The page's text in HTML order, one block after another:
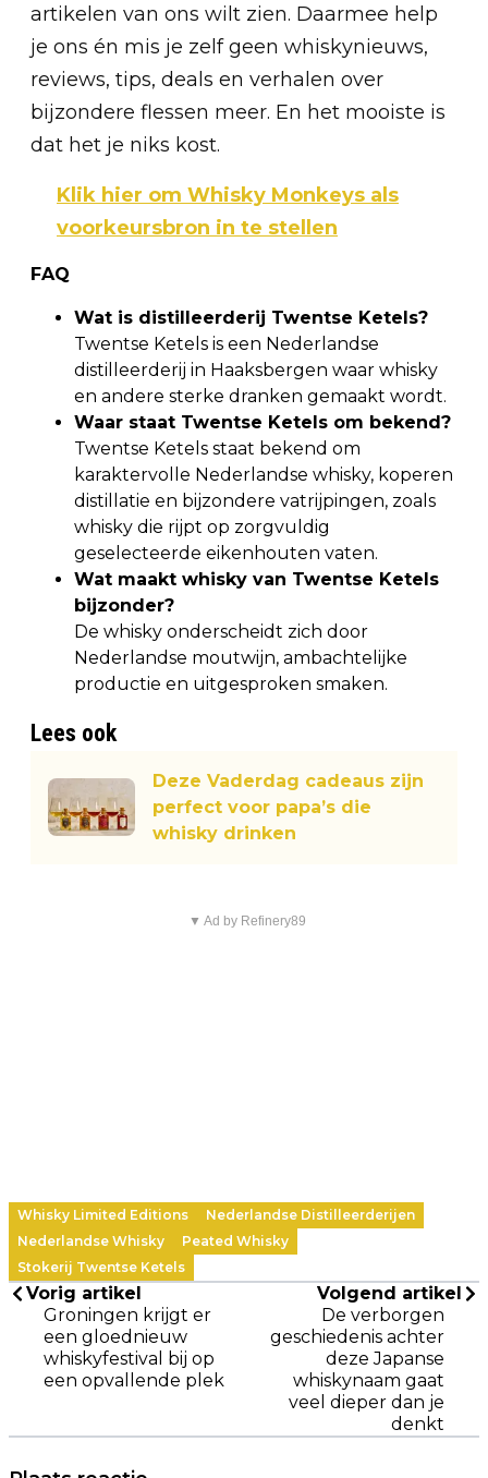
artikelen van ons wilt zien. Daarmee help
je ons én mis je zelf geen whiskynieuws,
reviews, tips, deals en verhalen over
bijzondere flessen meer. En het mooiste is
dat het je niks kost.
Klik hier om Whisky Monkeys als
voorkeursbron in te stellen
FAQ
Wat is distilleerderij Twentse Ketels?
Twentse Ketels is een Nederlandse
distilleerderij in Haaksbergen waar whisky
en andere sterke dranken gemaakt wordt.
Waar staat Twentse Ketels om bekend?
Twentse Ketels staat bekend om
karaktervolle Nederlandse whisky, koperen
distillatie en bijzondere vatrijpingen, zoals
whisky die rijpt op zorgvuldig
geselecteerde eikenhouten vaten.
Wat maakt whisky van Twentse Ketels
bijzonder?
De whisky onderscheidt zich door
Nederlandse moutwijn, ambachtelijke
productie en uitgesproken smaken.
Lees ook
Deze Vaderdag cadeaus zijn
perfect voor papa’s die
whisky drinken
▼ Ad by Refinery89
Whisky Limited Editions
Nederlandse Distilleerderijen
Nederlandse Whisky
Peated Whisky
Stokerij Twentse Ketels
Vorig artikel
Groningen krijgt er
een gloednieuw
whiskyfestival bij op
een opvallende plek
Volgend artikel
De verborgen
geschiedenis achter
deze Japanse
whiskynaam gaat
veel dieper dan je
denkt